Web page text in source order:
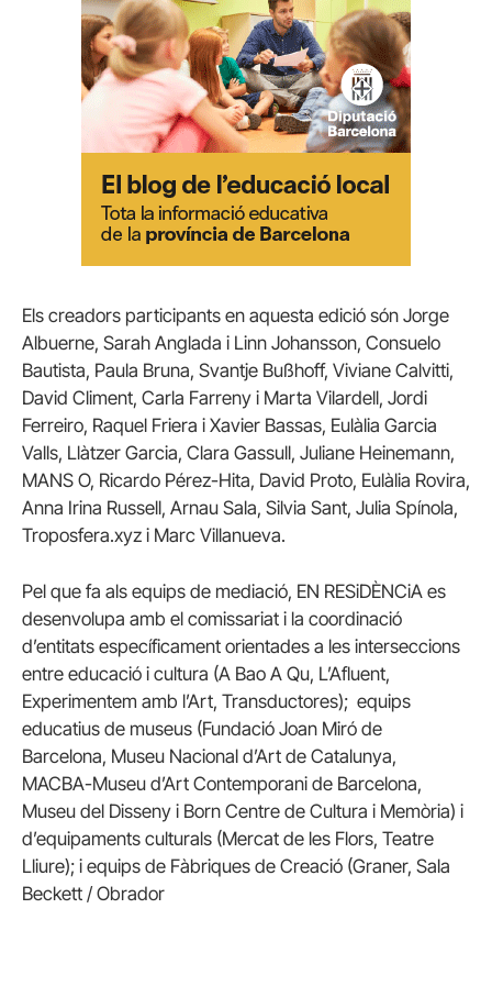
Els creadors participants en aquesta edició són Jorge
Albuerne, Sarah Anglada i Linn Johansson, Consuelo
Bautista, Paula Bruna, Svantje Bußhoff, Viviane Calvitti,
David Climent, Carla Farreny i Marta Vilardell, Jordi
Ferreiro, Raquel Friera i Xavier Bassas, Eulàlia Garcia
Valls, Llàtzer Garcia, Clara Gassull, Juliane Heinemann,
MANS O, Ricardo Pérez-Hita, David Proto, Eulàlia Rovira,
Anna Irina Russell, Arnau Sala, Silvia Sant, Julia Spínola,
Troposfera.xyz i Marc Villanueva.
Pel que fa als equips de mediació, EN RESiDÈNCiA es
desenvolupa amb el comissariat i la coordinació
d’entitats específicament orientades a les interseccions
entre educació i cultura (A Bao A Qu, L’Afluent,
Experimentem amb l’Art, Transductores); equips
educatius de museus (Fundació Joan Miró de
Barcelona, Museu Nacional d’Art de Catalunya,
MACBA-Museu d’Art Contemporani de Barcelona,
Museu del Disseny i Born Centre de Cultura i Memòria) i
d’equipaments culturals (Mercat de les Flors, Teatre
Lliure); i equips de Fàbriques de Creació (Graner, Sala
Beckett / Obrador